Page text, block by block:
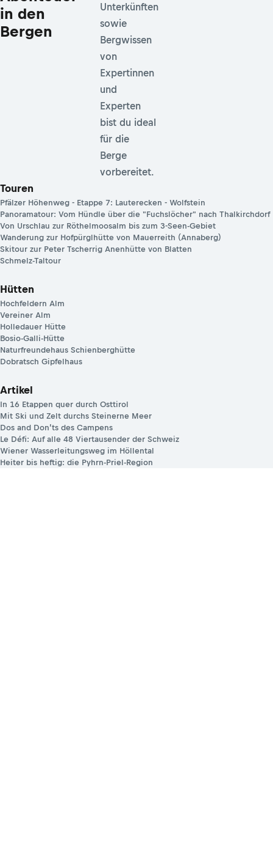
in den
Bergen
Unterkünften
sowie
Bergwissen
von
Expertinnen
und
Experten
bist du ideal
für die
Berge
vorbereitet.
Touren
Pfälzer Höhenweg - Etappe 7: Lauterecken - Wolfstein
Panoramatour: Vom Hündle über die "Fuchslöcher" nach Thalkirchdorf
Von Urschlau zur Röthelmoosalm bis zum 3-Seen-Gebiet
Wanderung zur Hofpürglhütte von Mauerreith (Annaberg)
Skitour zur Peter Tscherrig Anenhütte von Blatten
Schmelz-Taltour
Hütten
Hochfeldern Alm
Vereiner Alm
Holledauer Hütte
Bosio-Galli-Hütte
Naturfreundehaus Schienberghütte
Dobratsch Gipfelhaus
Artikel
In 16 Etappen quer durch Osttirol
Mit Ski und Zelt durchs Steinerne Meer
Dos and Don’ts des Campens
Le Défi: Auf alle 48 Viertausender der Schweiz
Wiener Wasserleitungsweg im Höllental
Heiter bis heftig: die Pyhrn-Priel-Region